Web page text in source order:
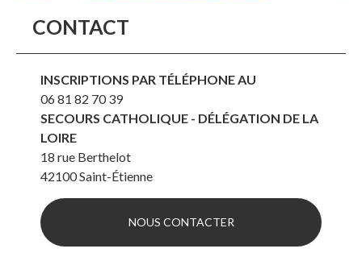
CONTACT
INSCRIPTIONS PAR TÉLÉPHONE AU
06 81 82 70 39
SECOURS CATHOLIQUE - DÉLÉGATION DE LA
LOIRE
18 rue Berthelot
42100Saint-Étienne
NOUS CONTACTER